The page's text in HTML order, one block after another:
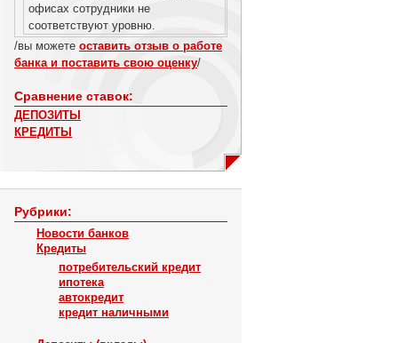
офисах сотрудники не
соответствуют уровню.
/вы можете оставить отзыв о работе
банка и поставить свою оценку/
Сравнение ставок:
ДЕПОЗИТЫ
КРЕДИТЫ
Рубрики:
Новости банков
Кредиты
потребительский кредит
ипотека
автокредит
кредит наличными